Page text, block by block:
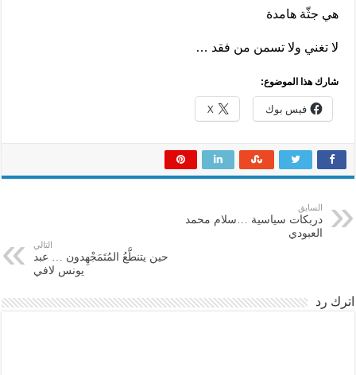
هي جثّة هامدة
لا تغني ولا تسمن من فقد …
شارك هذا الموضوع:
فيس بوك X
السابق
دربكات سياسية …سلام محمد
العبودي
التالي
حين يتنطَّعُ المُتَمَجْهِدون … عبد
يونس لافي
اترك رد